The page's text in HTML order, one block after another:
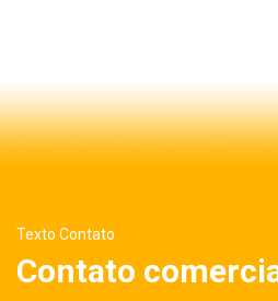
Texto Contato
Contato